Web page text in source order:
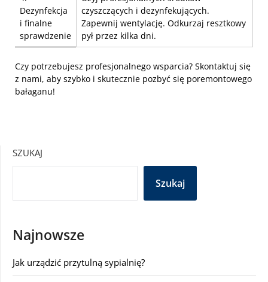
Dezynfekcja
i finalne
sprawdzenie
czyszczących i dezynfekujących.
Zapewnij wentylację. Odkurzaj resztkowy
pył przez kilka dni.
Czy potrzebujesz profesjonalnego wsparcia? Skontaktuj się
z nami, aby szybko i skutecznie pozbyć się poremontowego
bałaganu!
SZUKAJ
Szukaj
Najnowsze
Jak urządzić przytulną sypialnię?